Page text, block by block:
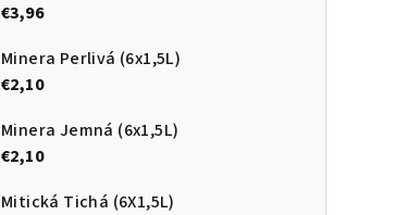
€3,96
Minera Perlivá (6x1,5L)
€2,10
Minera Jemná (6x1,5L)
€2,10
Mitická Tichá (6X1,5L)